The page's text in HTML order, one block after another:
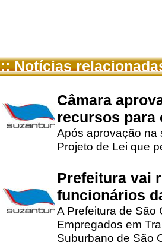
:: Notícias
Câmara
recursos para
Após aprovação na
Projeto de Lei que
Prefeitura vai
funcionários
A Prefeitura de São
Empregados em
Suburbano de São